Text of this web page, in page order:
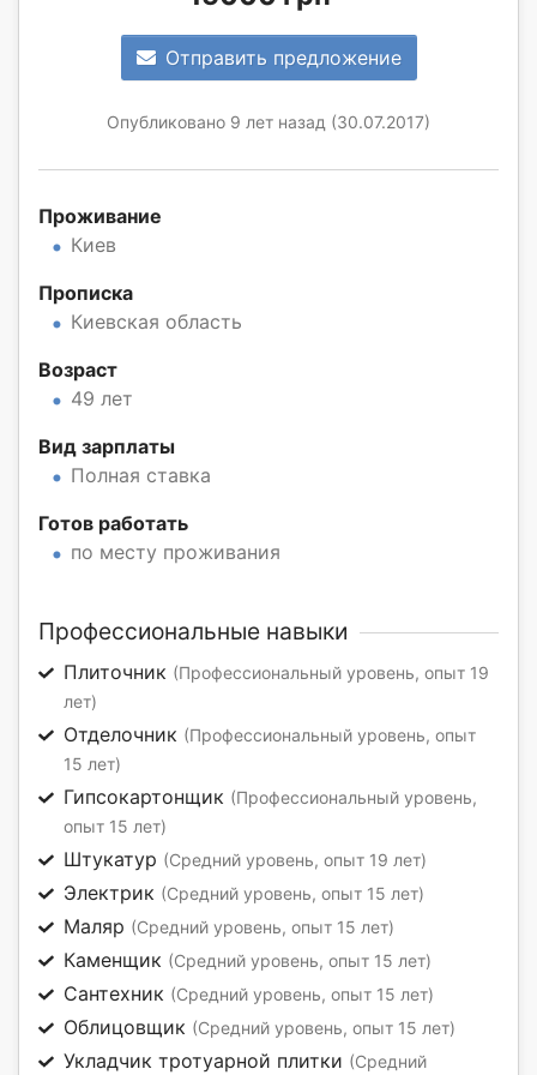
Отправить предложение
Опубликовано 9 лет назад (30.07.2017)
Проживание
Киев
Прописка
Киевская область
Возраст
49 лет
Вид зарплаты
Полная ставка
Готов работать
по месту проживания
Профессиональные навыки
Плиточник (Профессиональный уровень, опыт 19
лет)
Отделочник (Профессиональный уровень, опыт
15 лет)
Гипсокартонщик (Профессиональный уровень,
опыт 15 лет)
Штукатур (Средний уровень, опыт 19 лет)
Электрик (Средний уровень, опыт 15 лет)
Маляр (Средний уровень, опыт 15 лет)
Каменщик (Средний уровень, опыт 15 лет)
Сантехник (Средний уровень, опыт 15 лет)
Облицовщик (Средний уровень, опыт 15 лет)
Укладчик тротуарной плитки (Средний